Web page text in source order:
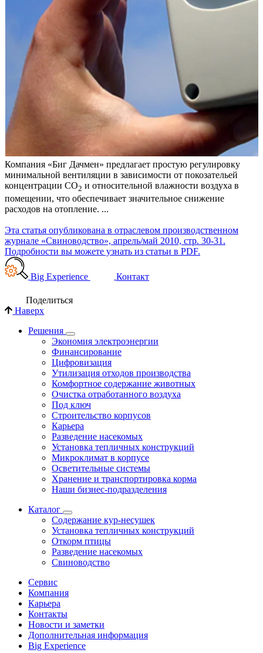
Компания «Биг Дачмен» предлагает простую регулировку
минимальной вентиляции в зависимости от покозательей
концентрации СО2 и относительной влажности воздуха в
помещении, что обеспечивает значительное снижение
расходов на отопление. ...
Эта статья опубликована в отраслевом производственном
журнале «Свиноводство», апрель/май 2010, стр. 30-31.
Подробности вы можете узнать из статьи в PDF.
Big Experience Контакт
Поделиться
Наверх
Решения
Экономия электроэнергии
Финансирование
Цифровизация
Утилизация отходов производства
Комфортное содержание животных
Очистка отработанного воздуха
Под ключ
Строительство корпусов
Карьера
Разведение насекомых
Установка тепличных конструкций
Микроклимат в корпусе
Осветительные системы
Хранение и транспортировка корма
Наши бизнес-подразделения
Каталог
Содержание кур-несушек
Установка тепличных конструкций
Откорм птицы
Разведение насекомых
Свиноводство
Сервис
Компания
Карьера
Контакты
Новости и заметки
Дополнительная информация
Big Experience